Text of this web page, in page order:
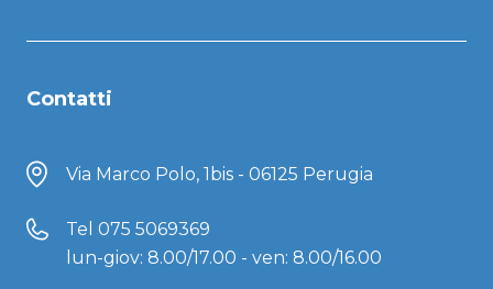
Contatti
Via Marco Polo, 1bis - 06125 Perugia
Tel 075 5069369
lun-giov: 8.00/17.00 - ven: 8.00/16.00